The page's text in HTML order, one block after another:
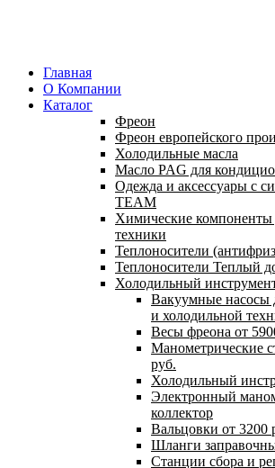
Главная
О Компании
Каталог
Фреон
Фреон европейского
Холодильные масла
Масло PAG для
Одежда и аксессуары с
TEAM
Химические компоненты
техники
Теплоносители
Теплоносители Теплый
Холодильный
Вакуумные насосы
и холодильной
Весы фреона от
Манометрические
руб.
Холодильный
Электронный
коллектор
Вальцовки от 3200
Шланги
Станции сбора и